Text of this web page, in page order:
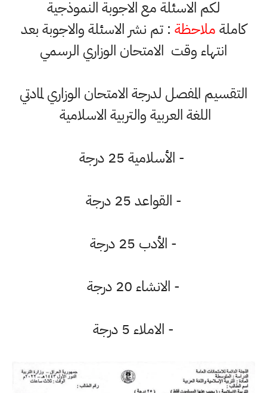
لكم الاسئلة مع الاجوبة النموذجية
كاملةملاحظة : تم نشر الاسئلة والاجوبة بعد
انتهاء وقت الامتحان الوزاري الرسمي
التقسيم المفصل لدرجة الامتحان الوزاري لمادتي
اللغة العربية والتربية الاسلامية
- الأسلامية 25 درجة
- القواعد 25 درجة
- الأدب 25 درجة
- الانشاء 20 درجة
- الاملاء 5 درجة